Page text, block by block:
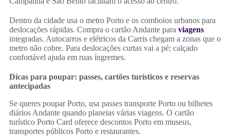
Dentro da cidade usa o metro Porto e os comboios urbanos para
deslocações rápidas. Compra o cartão Andante para viagens
integradas. Autocarros e elétricos da Carris chegam a zonas que o
metro não cobre. Para deslocações curtas vai a pé; calçado
confortável ajuda em ruas íngremes.
Dicas para poupar: passes, cartões turísticos e reservas
antecipadas
Se queres poupar Porto, usa passes transporte Porto ou bilhetes
diários Andante quando planeias várias viagens. O cartão
turístico Porto Card oferece descontos Porto em museus,
transportes públicos Porto e restaurantes.